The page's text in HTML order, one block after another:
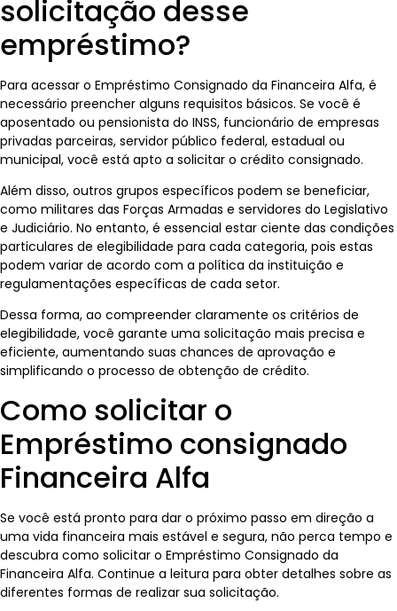
solicitação desse
empréstimo?
Para acessar o Empréstimo Consignado da Financeira Alfa, é
necessário preencher alguns requisitos básicos. Se você é
aposentado ou pensionista do INSS, funcionário de empresas
privadas parceiras, servidor público federal, estadual ou
municipal, você está apto a solicitar o crédito consignado.
Além disso, outros grupos específicos podem se beneficiar,
como militares das Forças Armadas e servidores do Legislativo
e Judiciário. No entanto, é essencial estar ciente das condições
particulares de elegibilidade para cada categoria, pois estas
podem variar de acordo com a política da instituição e
regulamentações específicas de cada setor.
Dessa forma, ao compreender claramente os critérios de
elegibilidade, você garante uma solicitação mais precisa e
eficiente, aumentando suas chances de aprovação e
simplificando o processo de obtenção de crédito.
Como solicitar o
Empréstimo consignado
Financeira Alfa
Se você está pronto para dar o próximo passo em direção a
uma vida financeira mais estável e segura, não perca tempo e
descubra como solicitar o Empréstimo Consignado da
Financeira Alfa. Continue a leitura para obter detalhes sobre as
diferentes formas de realizar sua solicitação.